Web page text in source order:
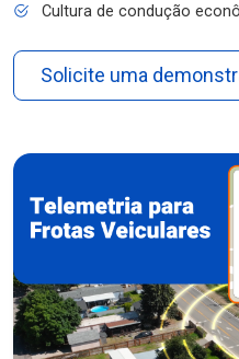
Cultura de condução
Solicite uma